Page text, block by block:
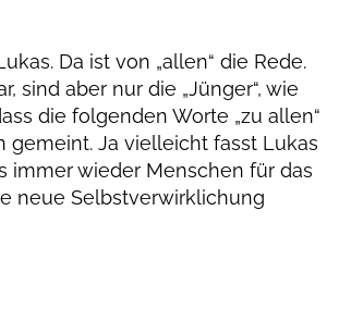
Da ist von „allen“ die Rede.
sind aber nur die „Jünger“, wie
die folgenden Worte „zu allen“
gemeint. Ja vielleicht fasst Lukas
immer wieder Menschen für das
neue Selbstverwirklichung